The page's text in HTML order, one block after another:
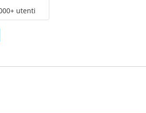
utenti